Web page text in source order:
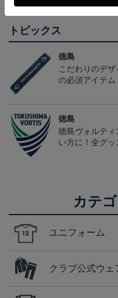
トピックス
徳島
こだわりのデ
の必須アイテム
徳島
徳島ヴォルテ
い方に！全グッ
カテ
ユニフォーム
クラブ公式ウェ